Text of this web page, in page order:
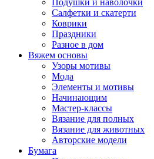
Подушки и наволочки
Салфетки и скатерти
Коврики
Праздники
Разное в дом
Вяжем основы
Узоры мотивы
Мода
Элементы и мотивы
Начинающим
Мастер-классы
Вязание для полных
Вязание для животных
Авторские модели
Бумага